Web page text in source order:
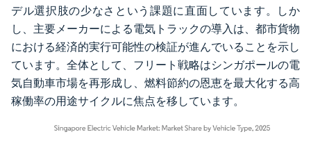
デル選択肢の少なさという課題に直面しています。しか
し、主要メーカーによる電気トラックの導入は、都市貨物
における経済的実行可能性の検証が進んでいることを示し
ています。全体として、フリート戦略はシンガポールの電
気自動車市場を再形成し、燃料節約の恩恵を最大化する高
稼働率の用途サイクルに焦点を移しています。